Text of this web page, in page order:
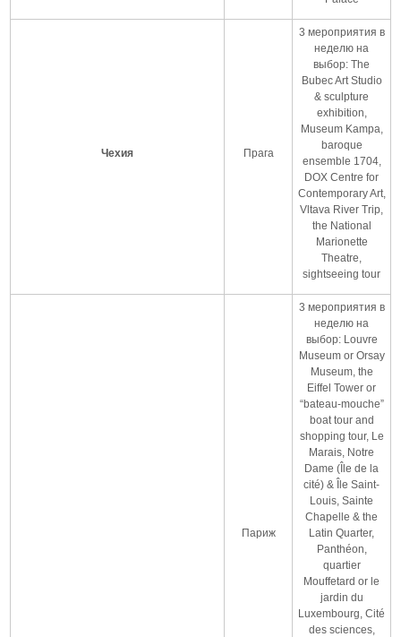
Чехия Прага
3 мероприятия в
неделю на
выбор: The
Bubec Art Studio
& sculpture
exhibition,
Museum Kampa,
baroque
ensemble 1704,
DOX Centre for
Contemporary Art,
Vltava River Trip,
the National
Marionette
Theatre,
sightseeing tour
Париж
3 мероприятия в
неделю на
выбор: Louvre
Museum or Orsay
Museum, the
Eiffel Tower or
“bateau-mouche”
boat tour and
shopping tour, Le
Marais, Notre
Dame (Île de la
cité) & Île Saint-
Louis, Sainte
Chapelle & the
Latin Quarter,
Panthéon,
quartier
Mouffetard or le
jardin du
Luxembourg, Cité
des sciences,